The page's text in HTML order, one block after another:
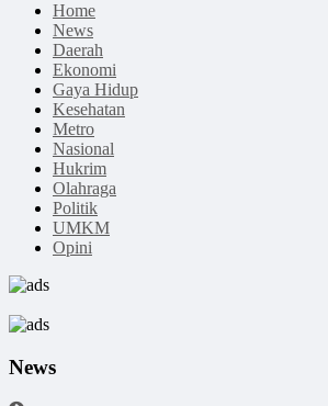
Home
News
Daerah
Ekonomi
Gaya Hidup
Kesehatan
Metro
Nasional
Hukrim
Olahraga
Politik
UMKM
Opini
News